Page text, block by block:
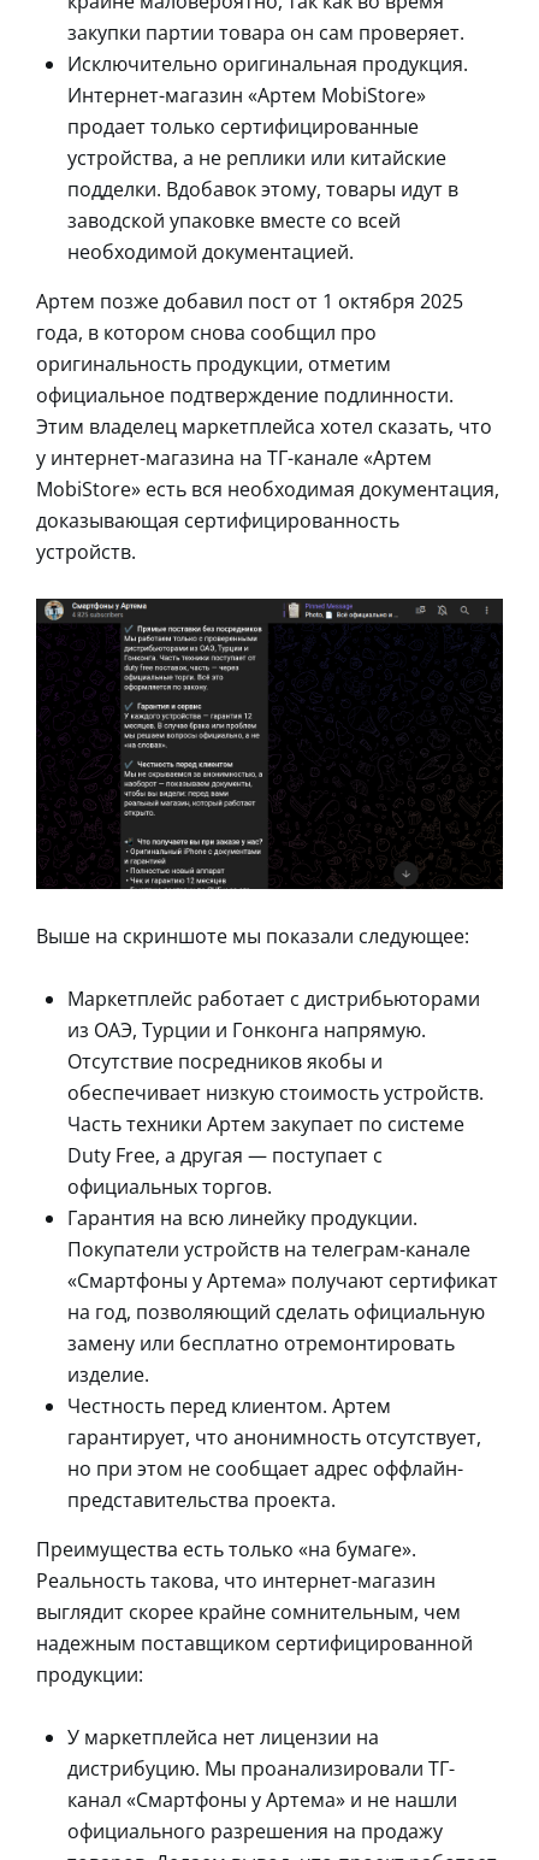
закупки партии товара он сам проверяет.
Исключительно оригинальная продукция.
Интернет-магазин «Артем MobiStore»
продает только сертифицированные
устройства, а не реплики или китайские
подделки. Вдобавок этому, товары идут в
заводской упаковке вместе со всей
необходимой документацией.
Артем позже добавил пост от 1 октября 2025
года, в котором снова сообщил про
оригинальность продукции, отметим
официальное подтверждение подлинности.
Этим владелец маркетплейса хотел сказать, что
у интернет-магазина на ТГ-канале «Артем
MobiStore» есть вся необходимая документация,
доказывающая сертифицированность
устройств.
Выше на скриншоте мы показали следующее:
Маркетплейс работает с дистрибьюторами
из ОАЭ, Турции и Гонконга напрямую.
Отсутствие посредников якобы и
обеспечивает низкую стоимость устройств.
Часть техники Артем закупает по системе
Duty Free, а другая — поступает с
официальных торгов.
Гарантия на всю линейку продукции.
Покупатели устройств на телеграм-канале
«Смартфоны у Артема» получают сертификат
на год, позволяющий сделать официальную
замену или бесплатно отремонтировать
изделие.
Честность перед клиентом. Артем
гарантирует, что анонимность отсутствует,
но при этом не сообщает адрес оффлайн-
представительства проекта.
Преимущества есть только «на бумаге».
Реальность такова, что интернет-магазин
выглядит скорее крайне сомнительным, чем
надежным поставщиком сертифицированной
продукции:
У маркетплейса нет лицензии на
дистрибуцию. Мы проанализировали ТГ-
канал «Смартфоны у Артема» и не нашли
официального разрешения на продажу